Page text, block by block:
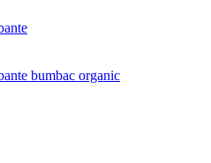
bumbac organic